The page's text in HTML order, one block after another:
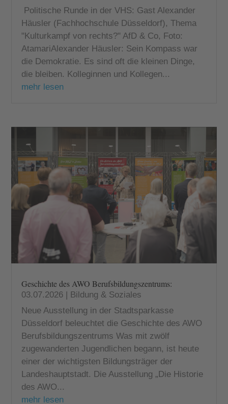
Politische Runde in der VHS: Gast Alexander
Häusler (Fachhochschule Düsseldorf), Thema
"Kulturkampf von rechts?" AfD & Co, Foto:
AtamariAlexander Häusler: Sein Kompass war
die Demokratie. Es sind oft die kleinen Dinge,
die bleiben. Kolleginnen und Kollegen...
mehr lesen
Geschichte des AWO Berufsbildungszentrums:
03.07.2026 | Bildung & Soziales
Neue Ausstellung in der Stadtsparkasse
Düsseldorf beleuchtet die Geschichte des AWO
Berufsbildungszentrums Was mit zwölf
zugewanderten Jugendlichen begann, ist heute
einer der wichtigsten Bildungsträger der
Landeshauptstadt. Die Ausstellung „Die Historie
des AWO...
mehr lesen